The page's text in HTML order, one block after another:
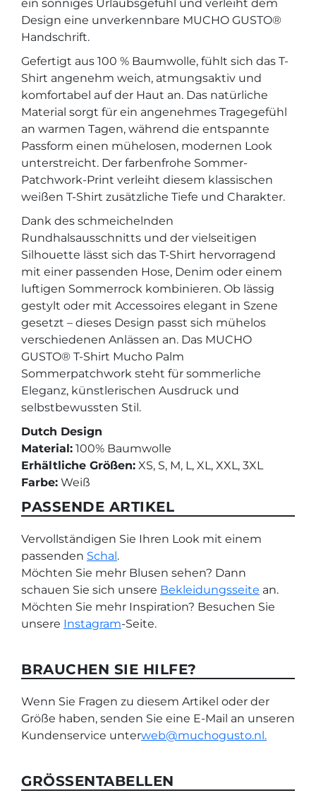
ein sonniges Urlaubsgefühl und verleiht dem
Design eine unverkennbare MUCHO GUSTO®
Handschrift.
Gefertigt aus 100 % Baumwolle, fühlt sich das T-
Shirt angenehm weich, atmungsaktiv und
komfortabel auf der Haut an. Das natürliche
Material sorgt für ein angenehmes Tragegefühl
an warmen Tagen, während die entspannte
Passform einen mühelosen, modernen Look
unterstreicht. Der farbenfrohe Sommer-
Patchwork-Print verleiht diesem klassischen
weißen T-Shirt zusätzliche Tiefe und Charakter.
Dank des schmeichelnden
Rundhalsausschnitts und der vielseitigen
Silhouette lässt sich das T-Shirt hervorragend
mit einer passenden Hose, Denim oder einem
luftigen Sommerrock kombinieren. Ob lässig
gestylt oder mit Accessoires elegant in Szene
gesetzt – dieses Design passt sich mühelos
verschiedenen Anlässen an. Das MUCHO
GUSTO® T-Shirt Mucho Palm
Sommerpatchwork steht für sommerliche
Eleganz, künstlerischen Ausdruck und
selbstbewussten Stil.
Dutch Design
Material: 100% Baumwolle
Erhältliche Größen: XS, S, M, L, XL, XXL, 3XL
Farbe: Weiß
PASSENDE ARTIKEL
Vervollständigen Sie Ihren Look mit einem
passenden Schal.
Möchten Sie mehr Blusen sehen? Dann
schauen Sie sich unsere Bekleidungsseite an.
Möchten Sie mehr Inspiration? Besuchen Sie
unsere Instagram-Seite.
BRAUCHEN SIE HILFE?
Wenn Sie Fragen zu diesem Artikel oder der
Größe haben, senden Sie eine E-Mail an unseren
Kundenservice unterweb@muchogusto.nl.
GRÖSSENTABELLEN